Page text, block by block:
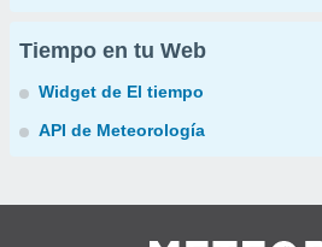
Tiempo en tu Web
Widget de El tiempo
API de Meteorología